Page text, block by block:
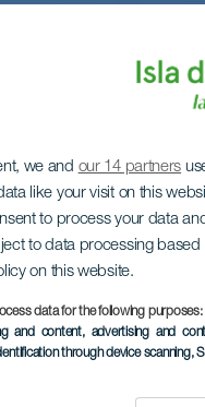
we and our 14 partners
like your visit on this
to process your data
to data processing
on this website.
data for the following purposes:
and content, advertising and
through device scanning,